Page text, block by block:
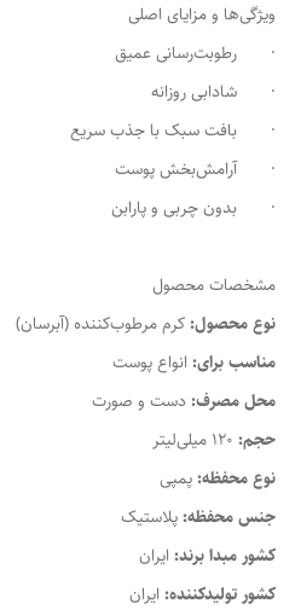
ویژگی‌ها و مزایای اصلی
· رطوبت‌رسانی عمیق
· شادابی روزانه
· بافت سبک با جذب سریع
· آرامش‌بخش پوست
· بدون چربی و پارابن
مشخصات محصول
نوع محصول:کرم مرطوب‌کننده (آبرسان)
مناسب برای: انواع پوست
محل مصرف:دست و صورت
حجم:
نوع محفظه:پمپی
جنس محفظه:پلاستیک
کشور مبدا برند: ایران
کشور تولیدکننده: ایران